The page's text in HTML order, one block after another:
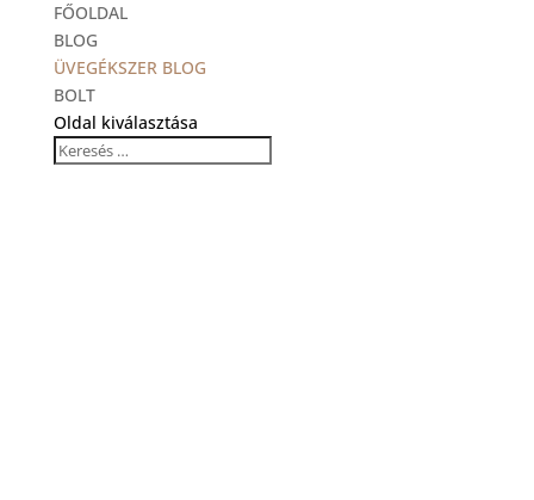
FŐOLDAL
BLOG
ÜVEGÉKSZER BLOG
BOLT
Oldal kiválasztása